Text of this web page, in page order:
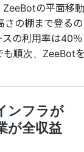
ZeeBotの平面移動
さの棚まで登るの
の利用率は40％
も順次、ZeeBot